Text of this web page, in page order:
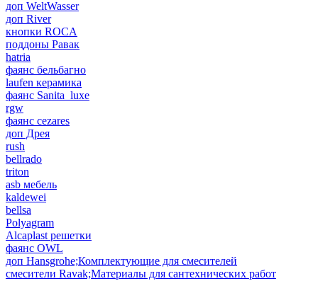
доп WeltWasser
доп River
кнопки ROCA
поддоны Равак
hatria
фаянс бельбагно
laufen керамика
фаянс Sanita_luxe
rgw
фаянс cezares
доп Дрея
rush
bellrado
triton
asb мебель
kaldewei
bellsa
Polyagram
Alcaplast решетки
фаянс OWL
доп Hansgrohe;Комплектующие для смесителей
смесители Ravak;Материалы для сантехнических работ